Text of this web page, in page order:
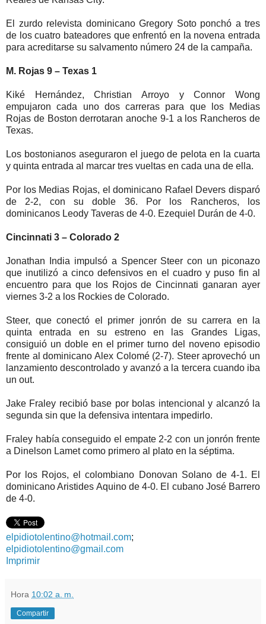
El zurdo relevista dominicano Gregory Soto ponchó a tres
de los cuatro bateadores que enfrentó en la novena entrada
para acreditarse su salvamento número 24 de la campaña.
M. Rojas 9 – Texas 1
Kiké Hernández, Christian Arroyo y Connor Wong
empujaron cada uno dos carreras para que los Medias
Rojas de Boston derrotaran anoche 9-1 a los Rancheros de
Texas.
Los bostonianos aseguraron el juego de pelota en la cuarta
y quinta entrada al marcar tres vueltas en cada una de ella.
Por los Medias Rojas, el dominicano Rafael Devers disparó
de 2-2, con su doble 36. Por los Rancheros, los
dominicanos Leody Taveras de 4-0. Ezequiel Durán de 4-0.
Cincinnati 3 – Colorado 2
Jonathan India impulsó a Spencer Steer con un piconazo
que inutilizó a cinco defensivos en el cuadro y puso fin al
encuentro para que los Rojos de Cincinnati ganaran ayer
viernes 3-2 a los Rockies de Colorado.
Steer, que conectó el primer jonrón de su carrera en la
quinta entrada en su estreno en las Grandes Ligas,
consiguió un doble en el primer turno del noveno episodio
frente al dominicano Alex Colomé (2-7). Steer aprovechó un
lanzamiento descontrolado y avanzó a la tercera cuando iba
un out.
Jake Fraley recibió base por bolas intencional y alcanzó la
segunda sin que la defensiva intentara impedirlo.
Fraley había conseguido el empate 2-2 con un jonrón frente
a Dinelson Lamet como primero al plato en la séptima.
Por los Rojos, el colombiano Donovan Solano de 4-1. El
dominicano Aristides Aquino de 4-0. El cubano José Barrero
de 4-0.
elpidiotolentino@hotmail.com;
elpidiotolentino@gmail.com
Imprimir
Hora 10:02 a. m.
Compartir